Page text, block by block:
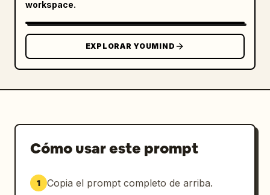
workspace.
EXPLORAR YOUMIND
Cómo usar este prompt
1 Copia el prompt completo de arriba.